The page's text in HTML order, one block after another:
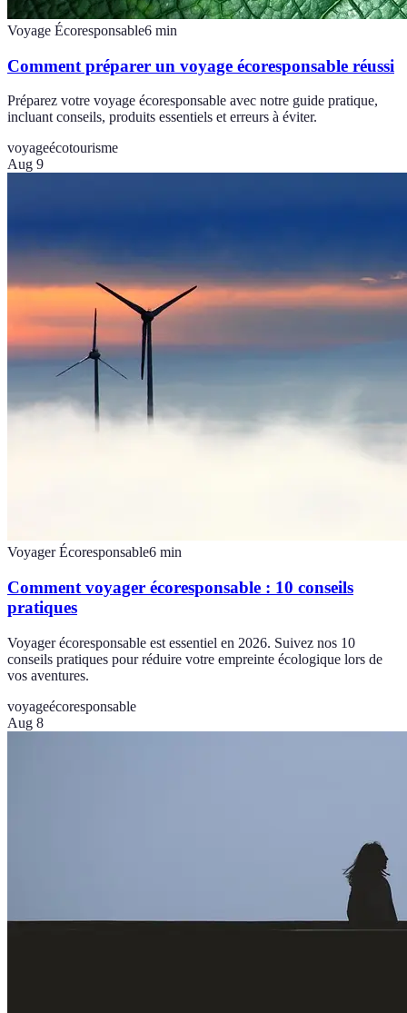
Voyage Écoresponsable6 min
Comment préparer un voyage écoresponsable réussi
Préparez votre voyage écoresponsable avec notre guide pratique,
incluant conseils, produits essentiels et erreurs à éviter.
voyageécotourisme
Aug 9
Voyager Écoresponsable6 min
Comment voyager écoresponsable : 10 conseils
pratiques
Voyager écoresponsable est essentiel en 2026. Suivez nos 10
conseils pratiques pour réduire votre empreinte écologique lors de
vos aventures.
voyageécoresponsable
Aug 8